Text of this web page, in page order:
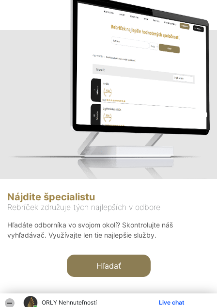
ORLY Nehnuteľností Live chat
Nájdite špecialistu
Rebríček združuje tých najlepších v odbore
Hľadáte odborníka vo svojom okolí? Skontrolujte náš
vyhľadávač. Využívajte len tie najlepšie služby.
Hľadať